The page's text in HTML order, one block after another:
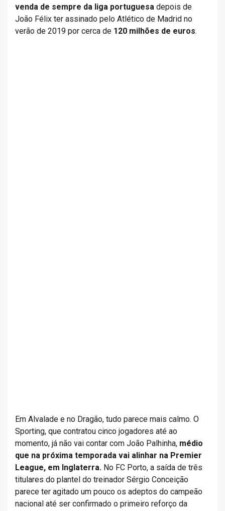
venda de sempre da liga portuguesa depois de
João Félix ter assinado pelo Atlético de Madrid no
verão de 2019 por cerca de 120 milhões de euros.
Em Alvalade e no Dragão, tudo parece mais calmo. O
Sporting, que contratou cinco jogadores até ao
momento, já não vai contar com João Palhinha, médio
que na próxima temporada vai alinhar na Premier
League, em Inglaterra. No FC Porto, a saída de três
titulares do plantel do treinador Sérgio Conceição
parece ter agitado um pouco os adeptos do campeão
nacional até ser confirmado o primeiro reforço da